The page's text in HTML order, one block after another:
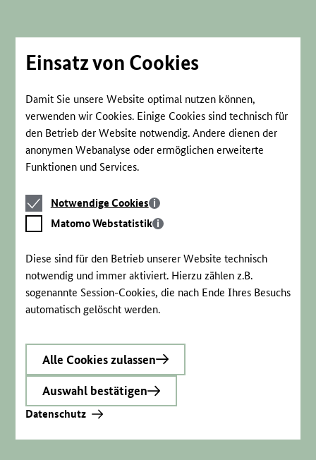
Einsatz von Cookies
Damit Sie unsere Website optimal nutzen können,
verwenden wir Cookies. Einige Cookies sind technisch für
den Betrieb der Website notwendig. Andere dienen der
anonymen Webanalyse oder ermöglichen erweiterte
Funktionen und Services.
Notwendige
Cookies
Notwendige Cookies
Matomo
Webstatistik
Matomo Webstatistik
Diese sind für den Betrieb unserer Website technisch
notwendig und immer aktiviert. Hierzu zählen z.B.
sogenannte Session-Cookies, die nach Ende Ihres Besuchs
automatisch gelöscht werden.
Alle Cookies zulassen
Auswahl bestätigen
Datenschutz